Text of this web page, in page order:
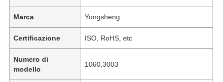
Marca Yongsheng
Certificazione ISO, RoHS, etc
Numero di
modello
1060,3003